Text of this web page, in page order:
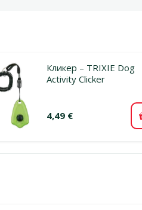
Кликер – TRIXIE Dog
Activity Clicker
4,49 €